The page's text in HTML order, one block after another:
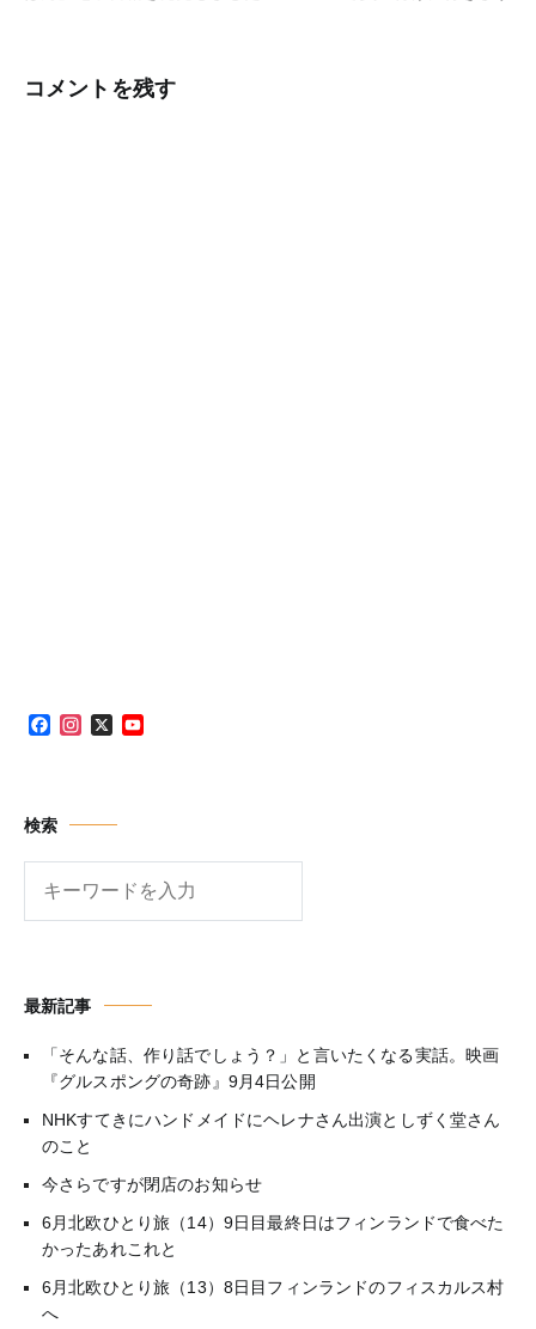
ゲ
コメントを残す
Facebook
Instagram
X
検索
最新記事
「そんな話、作り話でしょう？」と言いたくなる実話。映画
『グルスポングの奇跡』9月4日公開
NHKすてきにハンドメイドにヘレナさん出演としずく堂さん
のこと
今さらですが閉店のお知らせ
6月北欧ひとり旅（14）9日目最終日はフィンランドで食べた
かったあれこれと
6月北欧ひとり旅（13）8日目フィンランドのフィスカルス村
へ